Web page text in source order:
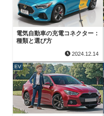
電気自動車の充電コネクター：
種類と選び方
2024.12.14
EV